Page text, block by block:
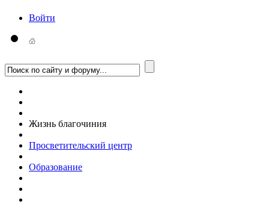
Войти
Жизнь благочиния
Просветительский центр
Образование